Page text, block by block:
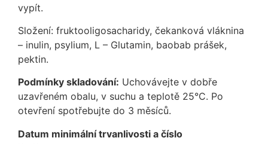
vypít.
Složení: fruktooligosacharidy, čekanková vláknina
– inulin, psylium, L – Glutamin, baobab prášek,
pektin.
Podmínky skladování: Uchovávejte v dobře
uzavřeném obalu, v suchu a teplotě 25°C. Po
otevření spotřebujte do 3 měsíců.
Datum minimální trvanlivosti a číslo